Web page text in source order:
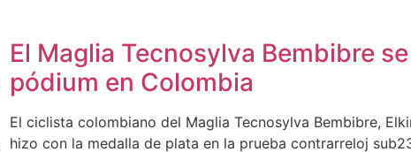
El Maglia Tecnosylva Bembibre
pódium en Colombia
El ciclista colombiano del Maglia Tecnosylva Bembibre,
hizo con la medalla de plata en la prueba contrarreloj